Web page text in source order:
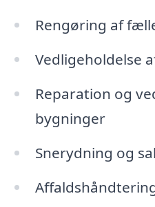
Rengøring af
Vedligeholdelse
Reparation og
bygninger
Snerydning og